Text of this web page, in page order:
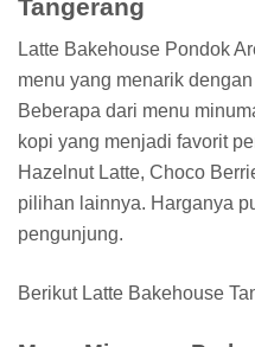
Tangerang
Latte Bakehouse Pondok
menu yang menarik
Beberapa dari menu
kopi yang menjadi favorit
Hazelnut Latte, Choco
pilihan lainnya. Harganya
pengunjung.
Berikut Latte Bakehouse